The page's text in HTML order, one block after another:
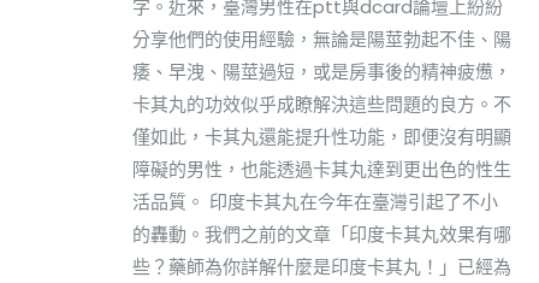
字。近來，臺灣男性在ptt與dcard論壇上紛紛
分享他們的使用經驗，無論是陽莖勃起不佳、陽
痿、早洩、陽莖過短，或是房事後的精神疲憊，
卡其丸的功效似乎成瞭解決這些問題的良方。不
僅如此，卡其丸還能提升性功能，即便沒有明顯
障礙的男性，也能透過卡其丸達到更出色的性生
活品質。 印度卡其丸在今年在臺灣引起了不小
的轟動。我們之前的文章「印度卡其丸效果有哪
些？藥師為你詳解什麼是印度卡其丸！」已經為